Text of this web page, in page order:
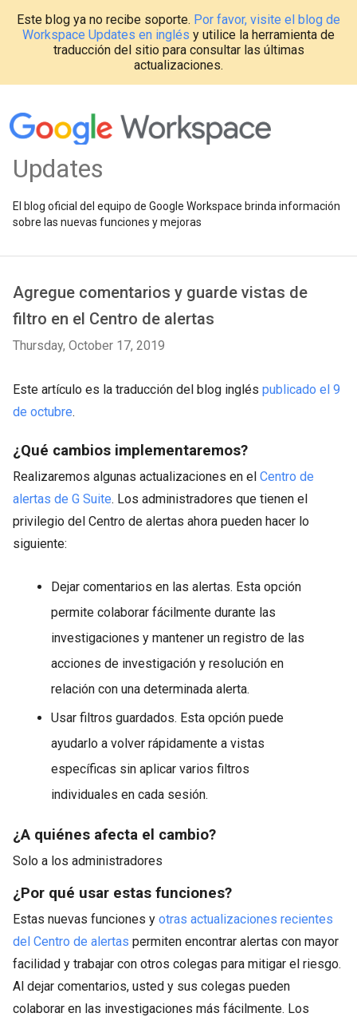
Este blog ya no recibe soporte. Por favor, visite el blog de
Workspace Updates en inglés y utilice la herramienta de
traducción del sitio para consultar las últimas
actualizaciones.
Updates
El blog oficial del equipo de Google Workspace brinda información
sobre las nuevas funciones y mejoras
Agregue comentarios y guarde vistas de
filtro en el Centro de alertas
Thursday, October 17, 2019
Este artículo es la traducción del blog inglés publicado el 9
de octubre.
¿Qué cambios implementaremos?
Realizaremos algunas actualizaciones en el Centro de
alertas de G Suite. Los administradores que tienen el
privilegio del Centro de alertas ahora pueden hacer lo
siguiente:
Dejar comentarios en las alertas. Esta opción
permite colaborar fácilmente durante las
investigaciones y mantener un registro de las
acciones de investigación y resolución en
relación con una determinada alerta.
Usar filtros guardados. Esta opción puede
ayudarlo a volver rápidamente a vistas
específicas sin aplicar varios filtros
individuales en cada sesión.
¿A quiénes afecta el cambio?
Solo a los administradores
¿Por qué usar estas funciones?
Estas nuevas funciones y otras actualizaciones recientes
del Centro de alertas permiten encontrar alertas con mayor
facilidad y trabajar con otros colegas para mitigar el riesgo.
Al dejar comentarios, usted y sus colegas pueden
colaborar en las investigaciones más fácilmente. Los